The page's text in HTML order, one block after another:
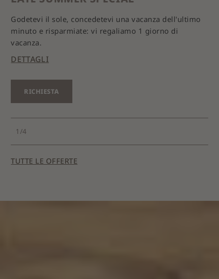
Godetevi il sole, concedetevi una vacanza dell'ultimo
minuto e risparmiate: vi regaliamo 1 giorno di
vacanza.
DETTAGLI
RICHIESTA
1 /4
TUTTE LE OFFERTE